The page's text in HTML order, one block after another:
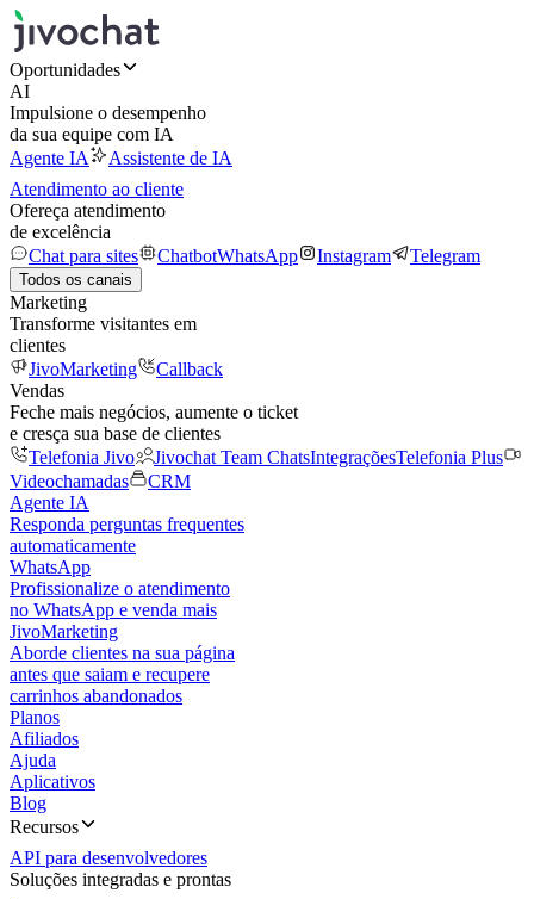
Oportunidades
AI
Impulsione o desempenho
da sua equipe com IA
Agente IA
Assistente de IA
Atendimento ao cliente
Ofereça atendimento
de excelência
Chat para sites
ChatbotWhatsApp Instagram Telegram
Todos os canais
Marketing
Transforme visitantes em
clientes
JivoMarketing
Callback
Vendas
Feche mais negócios, aumente o ticket
e cresça sua base de clientes
Telefonia Jivo
Jivochat Team ChatsIntegraçõesTelefonia Plus
Videochamadas
CRM
Agente IA
Responda perguntas frequentes
automaticamente
WhatsApp
Profissionalize o atendimento
no WhatsApp e venda mais
JivoMarketing
Aborde clientes na sua página
antes que saiam e recupere
carrinhos abandonados
Planos
Afiliados
Ajuda
Aplicativos
Blog
Recursos
API para desenvolvedores
Soluções integradas e prontas